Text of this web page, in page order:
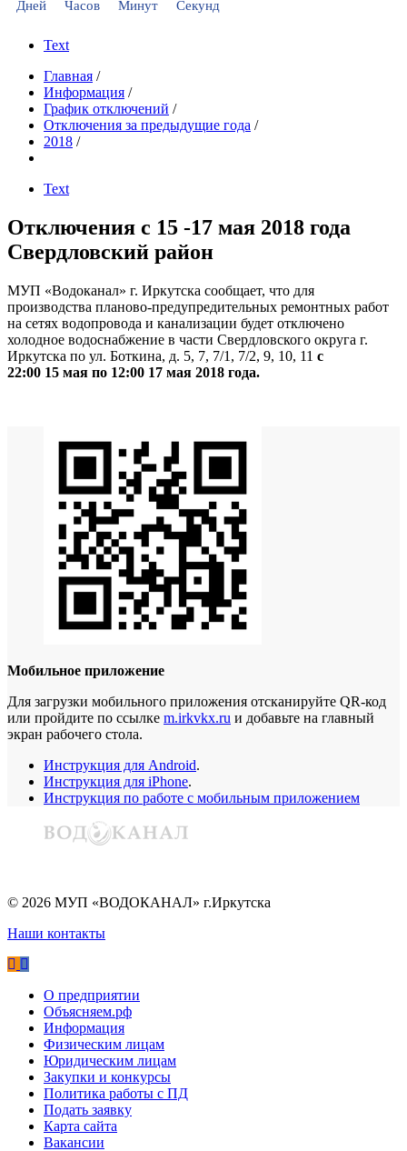
Дней Часов Минут Секунд
Text
Главная /
Информация /
График отключений /
Отключения за предыдущие года /
2018 /
Text
Отключения с 15 -17 мая 2018 года
Свердловский район
МУП «Водоканал» г. Иркутска сообщает, что для
производства планово-предупредительных ремонтных работ
на сетях водопровода и канализации будет отключено
холодное водоснабжение в части Свердловского округа г.
Иркутска по ул. Боткина, д. 5, 7, 7/1, 7/2, 9, 10, 11 с
22:00 15 мая по 12:00 17 мая 2018 года.
Мобильное приложение
Для загрузки мобильного приложения отсканируйте QR-код
или пройдите по ссылке m.irkvkx.ru и добавьте на главный
экран рабочего стола.
Инструкция для Android.
Инструкция для iPhone.
Инструкция по работе с мобильным приложением
© 2026 МУП «ВОДОКАНАЛ» г.Иркутска
Наши контакты
О предприятии
Объясняем.рф
Информация
Физическим лицам
Юридическим лицам
Закупки и конкурсы
Политика работы с ПД
Подать заявку
Карта сайта
Вакансии